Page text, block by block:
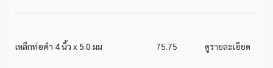
เหล็กท่อดำ 4 นิ้ว x 5.0 มม 75.75 ดูรายละเอียด